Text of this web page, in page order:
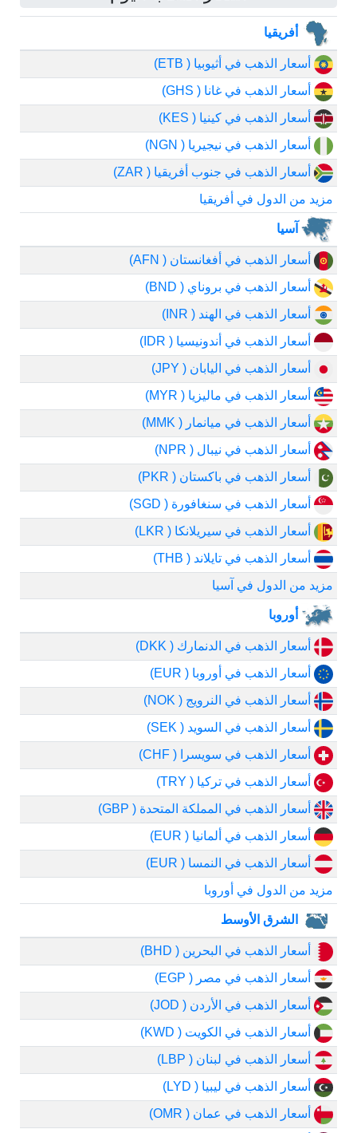
أفريقيا
أسعار الذهب في أثيوبيا ( ETB)
أسعار الذهب في غانا ( GHS)
أسعار الذهب في كينيا ( KES)
أسعار الذهب في نيجيريا ( NGN)
أسعار الذهب في جنوب أفريقيا ( ZAR)
مزيد من الدول في أفريقيا
آسيا
أسعار الذهب في أفغانستان ( AFN)
أسعار الذهب في بروناي ( BND)
أسعار الذهب في الهند ( INR)
أسعار الذهب في أندونيسيا ( IDR)
أسعار الذهب في اليابان ( JPY)
أسعار الذهب في ماليزيا ( MYR)
أسعار الذهب في ميانمار ( MMK)
أسعار الذهب في نيبال ( NPR)
أسعار الذهب في باكستان ( PKR)
أسعار الذهب في سنغافورة ( SGD)
أسعار الذهب في سيريلانكا ( LKR)
أسعار الذهب في تايلاند ( THB)
مزيد من الدول في آسيا
أوروبا
أسعار الذهب في الدنمارك ( DKK)
أسعار الذهب في أوروبا ( EUR)
أسعار الذهب في النرويج ( NOK)
أسعار الذهب في السويد ( SEK)
أسعار الذهب في سويسرا ( CHF)
أسعار الذهب في تركيا ( TRY)
أسعار الذهب في المملكة المتحدة ( GBP)
أسعار الذهب في ألمانيا ( EUR)
أسعار الذهب في النمسا ( EUR)
مزيد من الدول في أوروبا
الشرق الأوسط
أسعار الذهب في البحرين ( BHD)
أسعار الذهب في مصر ( EGP)
أسعار الذهب في الأردن ( JOD)
أسعار الذهب في الكويت ( KWD)
أسعار الذهب في لبنان ( LBP)
أسعار الذهب في ليبيا ( LYD)
أسعار الذهب في عمان ( OMR)